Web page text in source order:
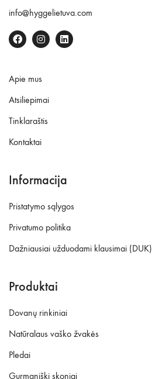
info@hyggelietuva.com
Apie mus
Atsiliepimai
Tinklaraštis
Kontaktai
Informacija
Pristatymo sąlygos
Privatumo politika
Dažniausiai užduodami klausimai (DUK)
Produktai
Dovanų rinkiniai
Natūralaus vaško žvakės
Pledai
Gurmaniški skoniai